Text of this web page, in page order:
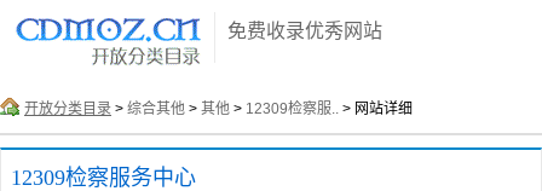
免费收录优秀网站
开放分类目录 > 综合其他 > 其他 > 12309检察服.. > 网站详细
12309检察服务中心